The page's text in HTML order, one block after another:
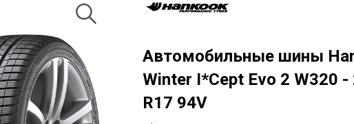
Автомобильные шины
Winter I*Cept Evo 2 W320
R17 94V